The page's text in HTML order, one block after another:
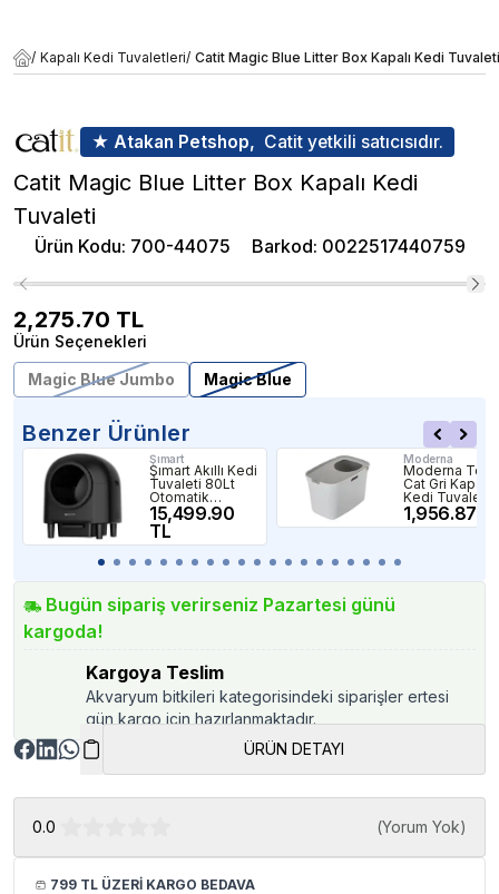
/ Kapalı Kedi Tuvaletleri/ Catit Magic Blue Litter Box Kapalı Kedi Tuvaleti
★ Atakan Petshop, Catit yetkili satıcısıdır.
Catit Magic Blue Litter Box Kapalı Kedi
Tuvaleti
Ürün Kodu: 700-44075 Barkod: 0022517440759
2,275.70 TL
Ürün Seçenekleri
Magic Blue Jumbo
Magic Blue
Benzer Ürünler
Şımart
Şımart Akıllı Kedi
Tuvaleti 80Lt
Otomatik
Temizleme ve
Wi-Fi Kontrollü
15,499.90
TL
Moderna
Moderna Top
Cat Gri Kapalı
Kedi Tuvalet
Kabı 59cm
1,956.87
Bugün sipariş verirseniz Pazartesi günü
kargoda!
Kargoya Teslim
Akvaryum bitkileri kategorisindeki siparişler ertesi
gün kargo için hazırlanmaktadır.
ÜRÜN DETAYI
0.0 (Yorum Yok)
799 TL ÜZERİ KARGO BEDAVA